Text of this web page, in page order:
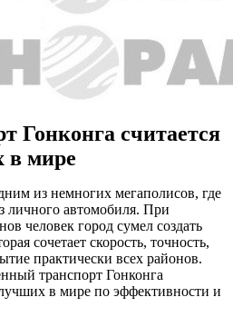
Гонконга считается
в мире
из немногих мегаполисов, где
личного автомобиля. При
человек город сумел создать
сочетает скорость, точность,
практически всех районов.
транспорт Гонконга
в мире по эффективности и